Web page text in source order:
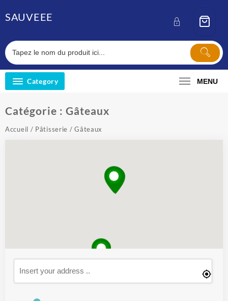
toSAUVEEE
Category MENU
Catégorie : Gâteaux
Accueil / Pâtisserie / Gâteaux